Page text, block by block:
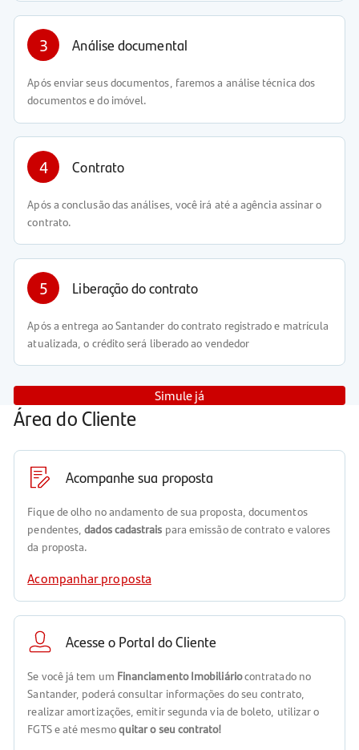
3 Análise documental
Após enviar seus documentos, faremos a análise técnica dos
documentos e do imóvel.
4 Contrato
Após a conclusão das análises, você irá até a agência assinar o
contrato.
5 Liberação do contrato
Após a entrega ao Santander do contrato registrado e matrícula
atualizada, o crédito será liberado ao vendedor
Simule já
Área do Cliente
Acompanhe sua proposta
Fique de olho no andamento de sua proposta, documentos
pendentes,dados cadastrais para emissão de contrato e valores
da proposta.
Acompanhar proposta
Acesse o Portal do Cliente
Se você já tem um Financiamento Imobiliáriocontratado no
Santander, poderá consultar informações do seu contrato,
realizar amortizações, emitir segunda via de boleto, utilizar o
FGTS e até mesmoquitar o seu contrato!